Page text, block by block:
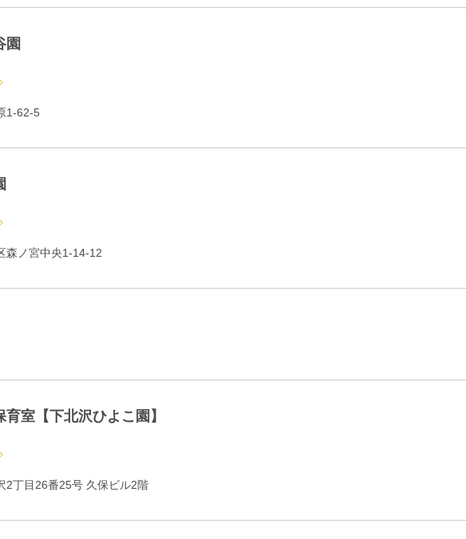
園
1-62-5
森ノ宮中央1-14-12
室【下北沢ひよこ園】
2丁目26番25号 久保ビル2階